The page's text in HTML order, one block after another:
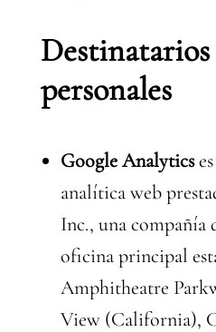
Destinatarios
personales
Google Analytics
analítica web
Inc., una compañía
oficina principal
Amphitheatre
View (California),